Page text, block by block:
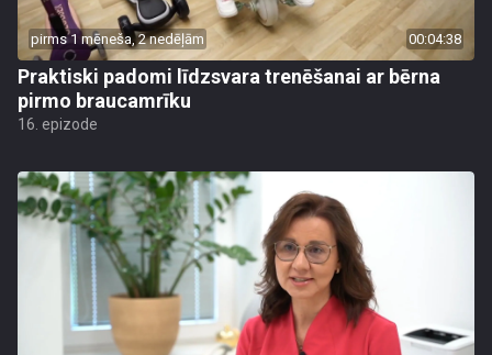
pirms 1 mēneša, 2 nedēļām 00:04:38
Praktiski padomi līdzsvara trenēšanai ar bērna
pirmo braucamrīku
16. epizode